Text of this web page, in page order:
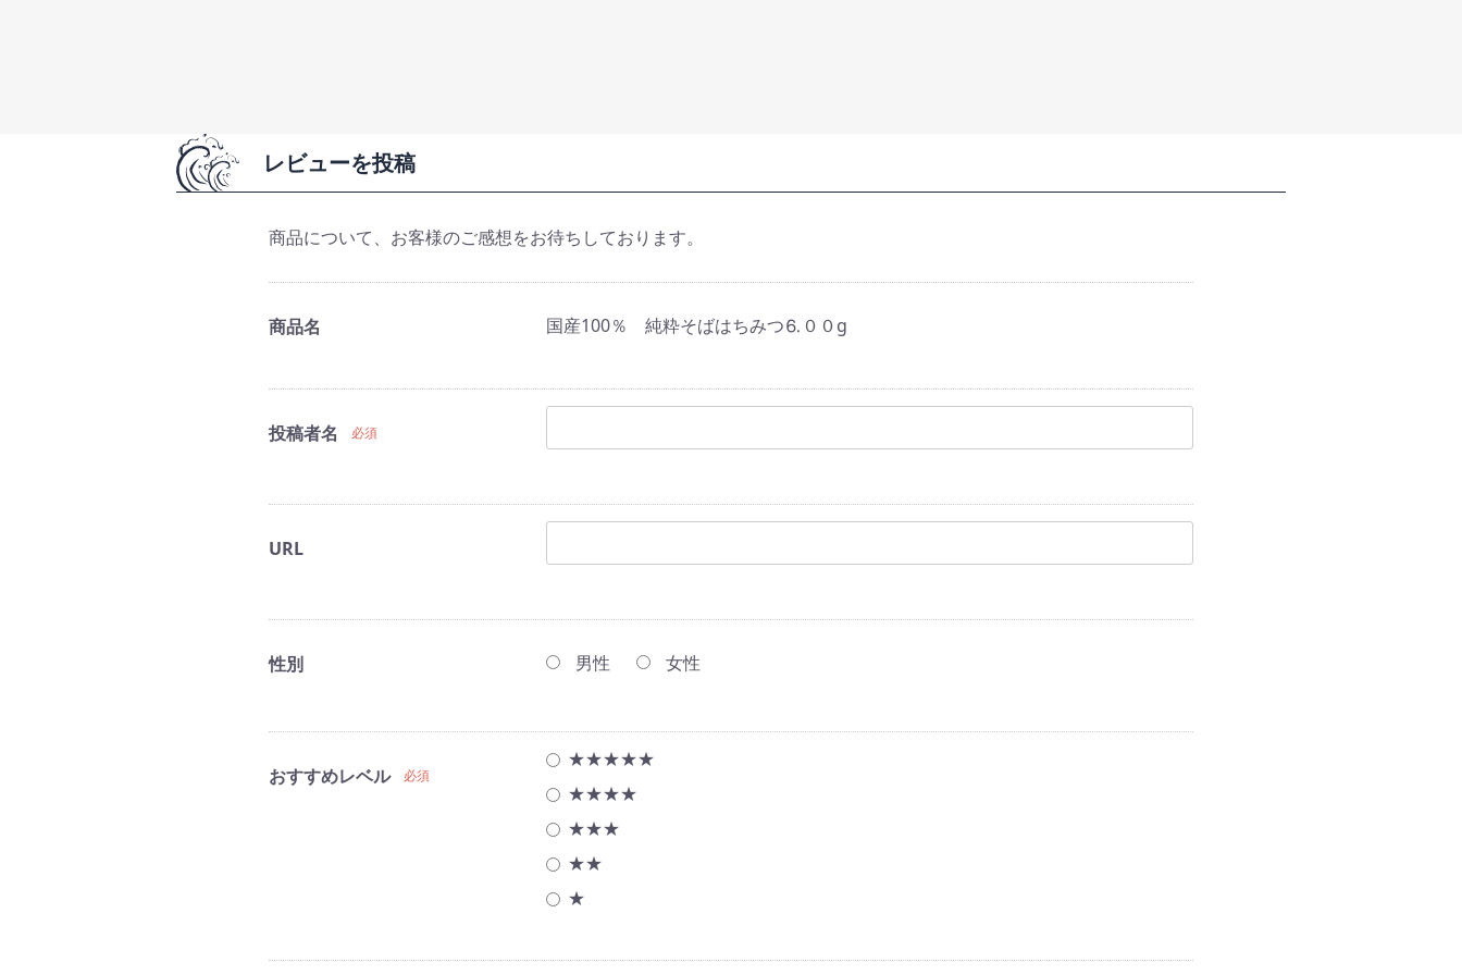
レビューを投稿
商品について、お客様のご感想をお待ちしております。
商品名 国産100％ 純粋そばはちみつ⒍００g
投稿者名 必須
URL
性別 男性 女性
おすすめレベル 必須
★★★★★
★★★★
★★★
★★
★